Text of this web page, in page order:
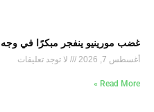
غضب مورينيو ينفجر مبكرًا في وجه
أغسطس 7, 2026 لا توجد تعليقات
Read More »